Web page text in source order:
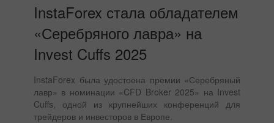
InstaForex стала обладателем
«Серебряного лавра» на
Invest Cuffs 2025
InstaForex была удостоена премии «Серебряный
лавр» в номинации «CFD Broker 2025» на Invest
Cuffs, одной из крупнейших конференций для
трейдеров и инвесторов в Европе.